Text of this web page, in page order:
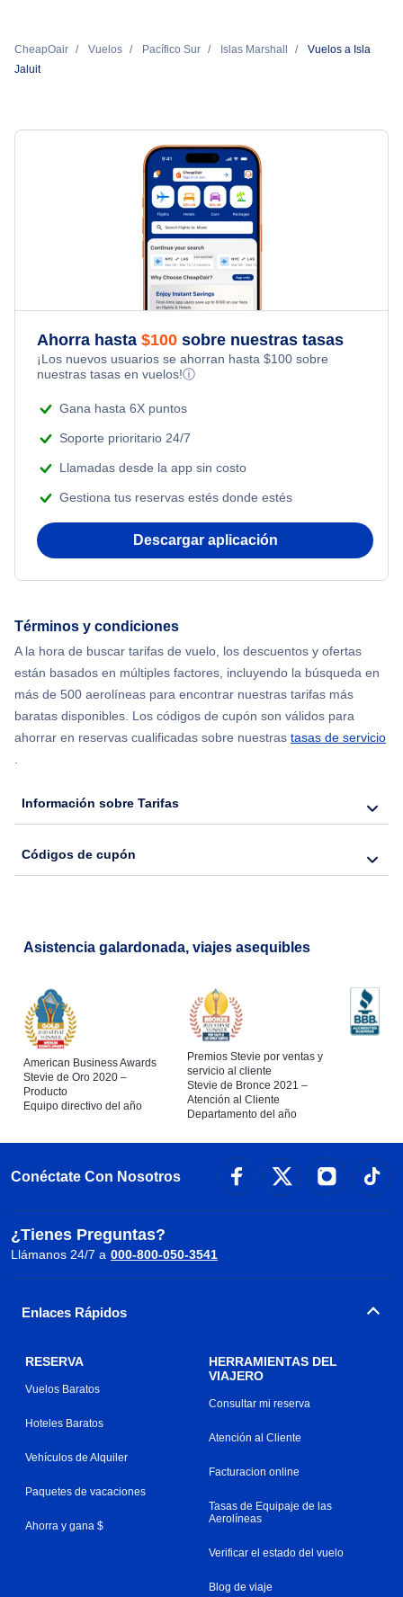
CheapOair Vuelos Pacífico Sur Islas Marshall
Vuelos a Isla
Jaluit
Ahorra hasta $100 sobre nuestras tasas
¡Los nuevos usuarios se ahorran hasta $100 sobre
nuestras tasas en vuelos!ⓘ
Gana hasta 6X puntos
Soporte prioritario 24/7
Llamadas desde la app sin costo
Gestiona tus reservas estés donde estés
Descargar aplicación
Términos y condiciones
A la hora de buscar tarifas de vuelo, los descuentos y ofertas
están basados en múltiples factores, incluyendo la búsqueda en
más de 500 aerolíneas para encontrar nuestras tarifas más
baratas disponibles. Los códigos de cupón son válidos para
ahorrar en reservas cualificadas sobre nuestras tasas de servicio
.
Información sobre Tarifas
Códigos de cupón
Asistencia galardonada, viajes asequibles
American Business Awards
Stevie de Oro 2020 –
Producto
Equipo directivo del año
Premios Stevie por ventas y
servicio al cliente
Stevie de Bronce 2021 –
Atención al Cliente
Departamento del año
Conéctate Con Nosotros
¿Tienes Preguntas?
Llámanos 24/7 a 000-800-050-3541
Enlaces Rápidos
RESERVA
Vuelos Baratos
Hoteles Baratos
Vehículos de Alquiler
Paquetes de vacaciones
Ahorra y gana $
HERRAMIENTAS DEL
VIAJERO
Consultar mi reserva
Atención al Cliente
Facturacion online
Tasas de Equipaje de las
Aerolíneas
Verificar el estado del vuelo
Blog de viaje